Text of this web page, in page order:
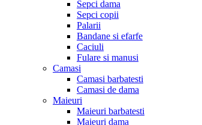
Sepci dama
Sepci copii
Palarii
Bandane si efarfe
Caciuli
Fulare si manusi
Camasi
Camasi barbatesti
Camasi de dama
Maieuri
Maieuri barbatesti
Maieuri dama